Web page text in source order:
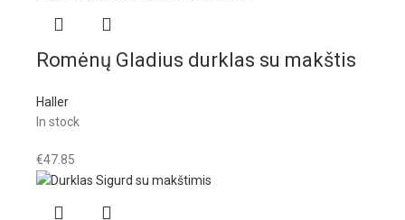
Romėnų Gladius durklas su makštis
Haller
In stock
€47.85